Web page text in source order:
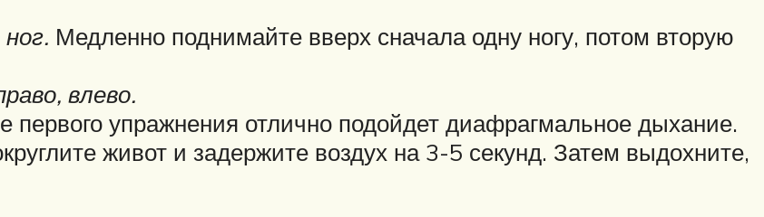
Медленно поднимайте вверх сначала одну ногу, потом вторую
влево.
первого упражнения отлично подойдет диафрагмальное дыхание.
живот и задержите воздух на 3-5 секунд. Затем выдохните,